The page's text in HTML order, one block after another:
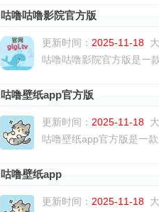
咕噜咕噜影院官方版
更新时间： 2025-11-18
咕噜咕噜影院官方版是一
咕噜壁纸app官方版
更新时间： 2025-11-18
咕噜壁纸app官方版是一
咕噜壁纸app
更新时间： 2025-11-18